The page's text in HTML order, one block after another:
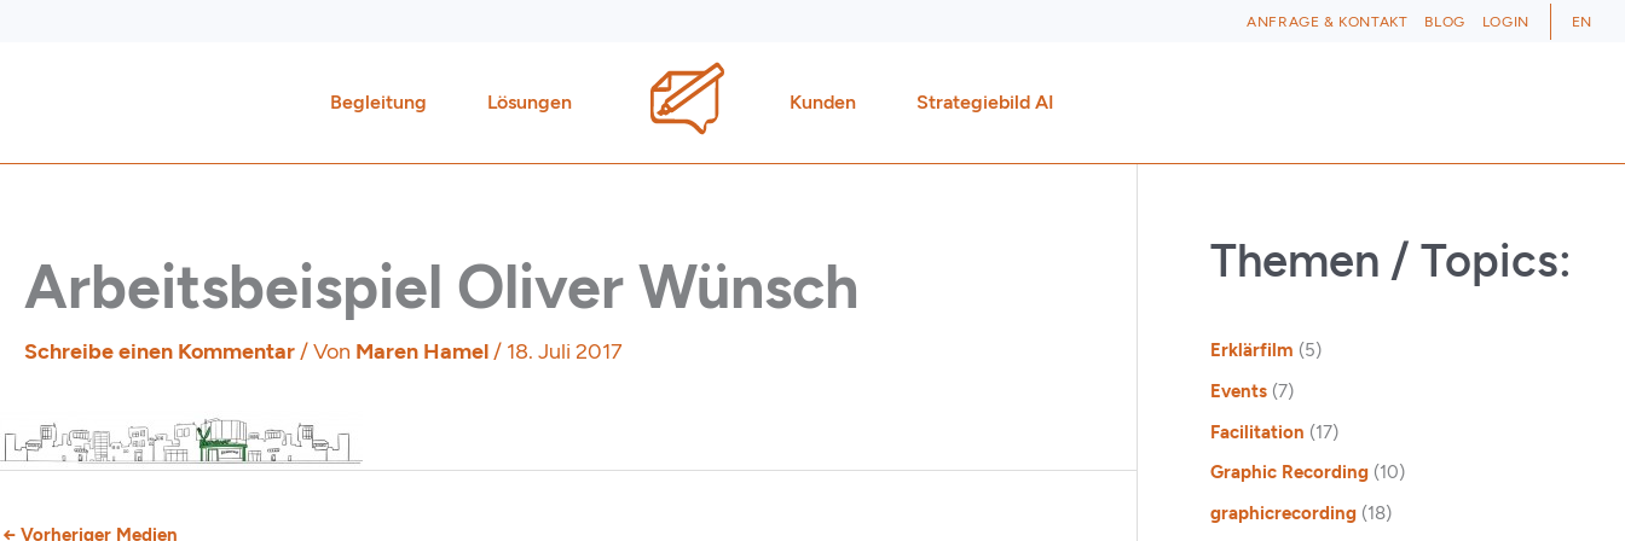
ANFRAGE & KONTAKT BLOG LOGIN EN
Begleitung Lösungen Kunden Strategiebild AI
Arbeitsbeispiel Oliver Wünsch
Schreibe einen Kommentar/ Von Maren Hamel/ 18. Juli 2017
← Vorheriger Medien
Themen / Topics:
Erklärfilm (5)
Events(7)
Facilitation (17)
Graphic Recording(10)
graphicrecording(18)